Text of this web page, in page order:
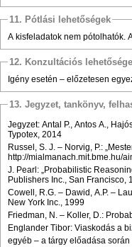
11. Pótlási lehetőségek
A kisfeladatok nem pótolhatók.
12. Konzultációs
Igény esetén – előzetesen
13. Jegyzet, tankönyv,
Jegyzet: Antal P., Antos A.,
Typotex, 2014
Russel, S. J. – Norvig, P.:
http://mialmanach.mit.bme.hu/
J. Pearl: „Probabilistic
Publishers Inc., San Francisco,
Cowell, R.G. – Dawid, A.P. –
New York Inc., 1999
Friedman, N. – Koller, D.:
Englander Tibor: Viaskodás a
egyéb – a tárgy előadása